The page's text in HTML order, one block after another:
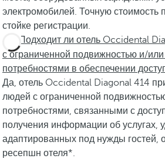
электромобилей. Точную стоимость
стойке регистрации.
Подходит ли отель Occidental
с ограниченной подвижностью и/
потребностями в обеспечении
Да, отель Occidental Diagonal 414
людей с ограниченной
потребностями, связанными с
получения информации об услугах,
адаптированных под нужды гостей,
ресепшн отеля*.